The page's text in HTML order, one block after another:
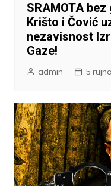
SRAMOTA
Krišto i Čović
nezavisnost
Gaze!
admin 5